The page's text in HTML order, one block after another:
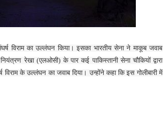
विराम का उल्लंघन किया। इसका भारतीय सेना ने माकूब जवाब
रेखा (एलओसी) के पार कई पाकिस्तानी सेना चौकियों द्वारा
के उल्लंघन का जवाब दिया। उन्होंने कहा कि इस गोलीबारी में